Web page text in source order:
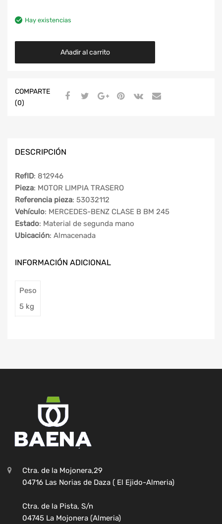
Hay existencias
Añadir al carrito
COMPARTE
(0)
DESCRIPCIÓN
RefID: 812946
Pieza: MOTOR LIMPIA TRASERO
Referencia pieza: 53032112
Vehículo: MERCEDES-BENZ CLASE B BM 245
Estado: Material de segunda mano
Ubicación: Almacenada
INFORMACIÓN ADICIONAL
Peso
5 kg
Ctra. de la Mojonera,29
04716 Las Norias de Daza ( El Ejido-Almeria)
Ctra. de la Pista, S/n
04745 La Mojonera (Almeria)